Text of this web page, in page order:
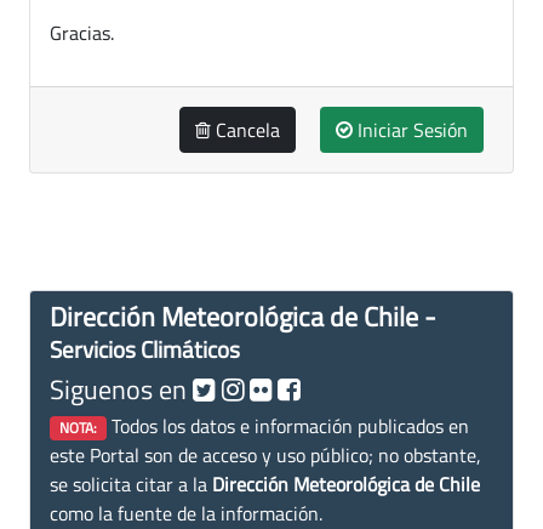
Gracias.
Cancela Iniciar Sesión
Dirección Meteorológica de Chile -
Servicios Climáticos
Siguenos en
NOTA: Todos los datos e información publicados en
este Portal son de acceso y uso público; no obstante,
se solicita citar a la Dirección Meteorológica de Chile
como la fuente de la información.